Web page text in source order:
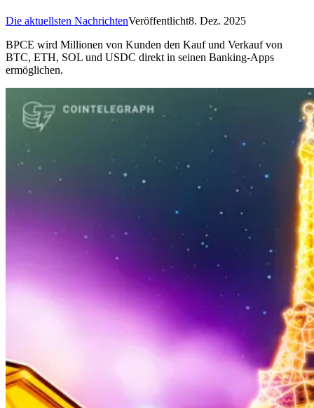
Die aktuellsten NachrichtenVeröffentlicht8. Dez. 2025
BPCE wird Millionen von Kunden den Kauf und Verkauf von
BTC, ETH, SOL und USDC direkt in seinen Banking-Apps
ermöglichen.